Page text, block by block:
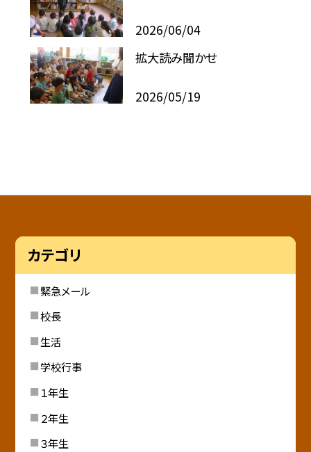
2026/06/04
拡大読み聞かせ
2026/05/19
カテゴリ
緊急メール
校長
生活
学校行事
１年生
２年生
３年生